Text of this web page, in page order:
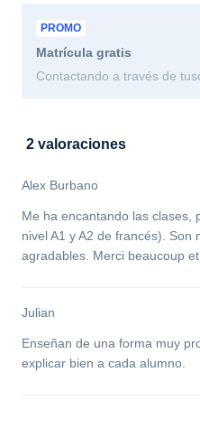
PROMO
Matrícula gratis
Contactando a través de
2 valoraciones
Alex Burbano
Me ha encantando las clases,
nivel A1 y A2 de francés).
agradables. Merci beaucoup
Julian
Enseñan de una forma muy
explicar bien a cada alumno.